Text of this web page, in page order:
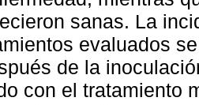
sanas. La
evaluados
de la
con el tratamiento